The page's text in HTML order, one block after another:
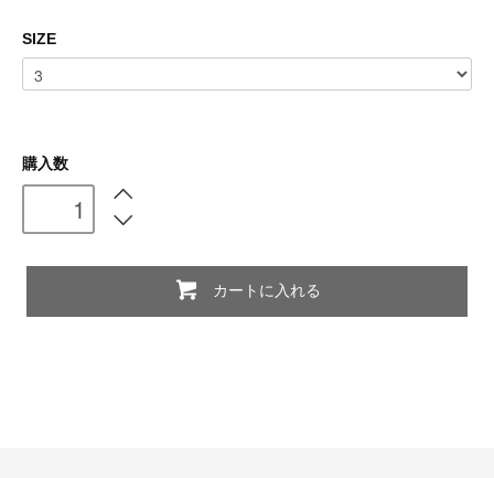
SIZE
購入数
カートに入れる